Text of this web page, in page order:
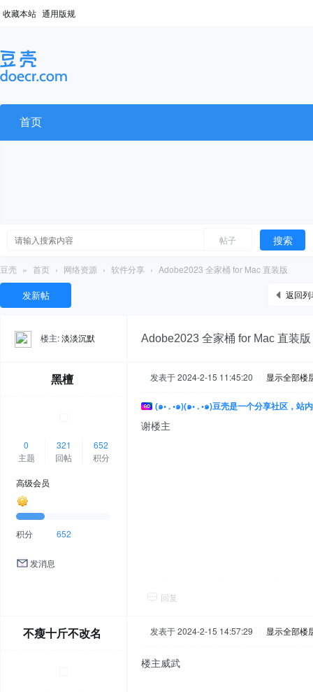
收藏本站 通用版规
首页
帖子 搜索
豆壳 » 首页 › 网络资源 › 软件分享 › Adobe2023 全家桶 for Mac 直装版
返回列
发新帖
楼主:淡淡沉默 Adobe2023 全家桶 for Mac 直装版
黑檀
0
主题
321
回帖
652
积分
高级会员
积分 652
发消息
发表于 2024-2-15 11:45:20 显示全部楼
(๑• . •๑)(๑• . •๑)豆壳是一个分享社区，站
谢楼主
回复
不瘦十斤不改名 发表于 2024-2-15 14:57:29 显示全部楼
楼主威武